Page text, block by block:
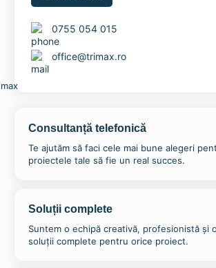
0755 054 015
office@trimax.ro
Consultanță telefonică
Te ajutăm să faci cele mai bune alegeri
proiectele tale să fie un real succes.
Soluții complete
Suntem o echipă creativă, profesionistă și
soluții complete pentru orice proiect.